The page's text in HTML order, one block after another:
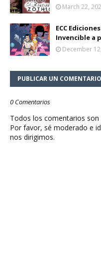
March 22,
ECC
Invencible a
December
PUBLICAR UN COMENTARIO
0 Comentarios
Todos los comentarios son
Por favor, sé moderado e
nos dirigimos.